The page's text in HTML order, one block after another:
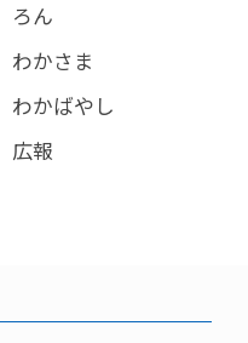
ろん
わかさま
わかばやし
広報